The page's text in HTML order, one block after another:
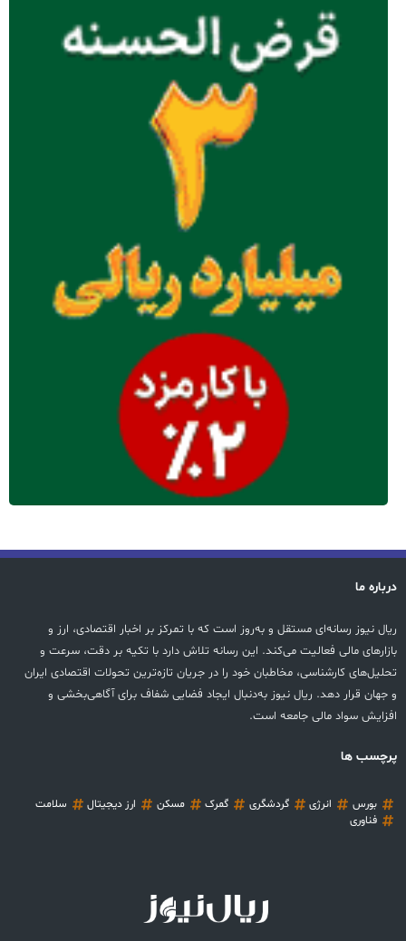
درباره ما
ریال نیوز رسانه‌ای مستقل و به‌روز است که با تمرکز بر اخبار اقتصادی، ارز و
بازارهای مالی فعالیت می‌کند. این رسانه تلاش دارد با تکیه بر دقت، سرعت و
تحلیل‌های کارشناسی، مخاطبان خود را در جریان تازه‌ترین تحولات اقتصادی ایران
و جهان قرار دهد. ریال نیوز به‌دنبال ایجاد فضایی شفاف برای آگاهی‌بخشی و
افزایش سواد مالی جامعه است.
پرچسب ها
بورس انرژی گردشگری گمرک مسکن ارز دیجیتال
سلامت
فناوری